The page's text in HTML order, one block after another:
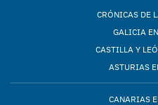
CRÓNICAS DE
GALICIA
CASTILLA Y
ASTURIAS
CANARIAS